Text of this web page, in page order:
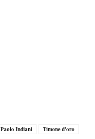
Paolo Indiani Timone d'oro